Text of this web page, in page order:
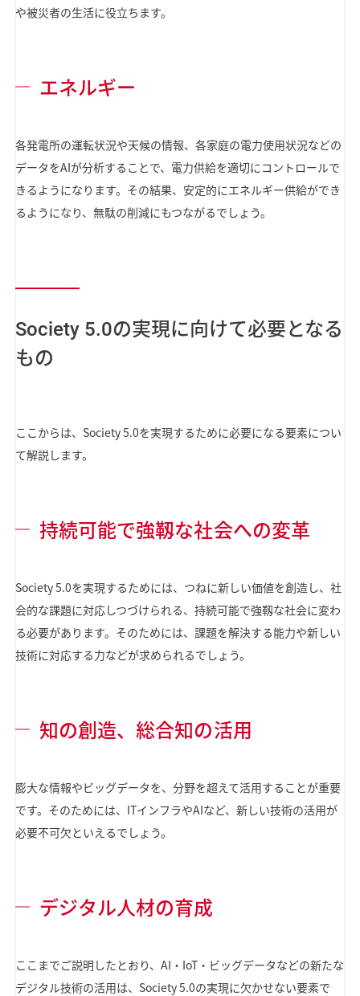
や被災者の生活に役立ちます。
エネルギー
各発電所の運転状況や天候の情報、各家庭の電力使用状況などの
データをAIが分析することで、電力供給を適切にコントロールで
きるようになります。その結果、安定的にエネルギー供給ができ
るようになり、無駄の削減にもつながるでしょう。
Society 5.0の実現に向けて必要となる
もの
ここからは、Society 5.0を実現するために必要になる要素につい
て解説します。
持続可能で強靱な社会への変革
Society 5.0を実現するためには、つねに新しい価値を創造し、社
会的な課題に対応しつづけられる、持続可能で強靱な社会に変わ
る必要があります。そのためには、課題を解決する能力や新しい
技術に対応する力などが求められるでしょう。
知の創造、総合知の活用
膨大な情報やビッグデータを、分野を超えて活用することが重要
です。そのためには、ITインフラやAIなど、新しい技術の活用が
必要不可欠といえるでしょう。
デジタル人材の育成
ここまでご説明したとおり、AI・IoT・ビッグデータなどの新たな
デジタル技術の活用は、Society 5.0の実現に欠かせない要素で